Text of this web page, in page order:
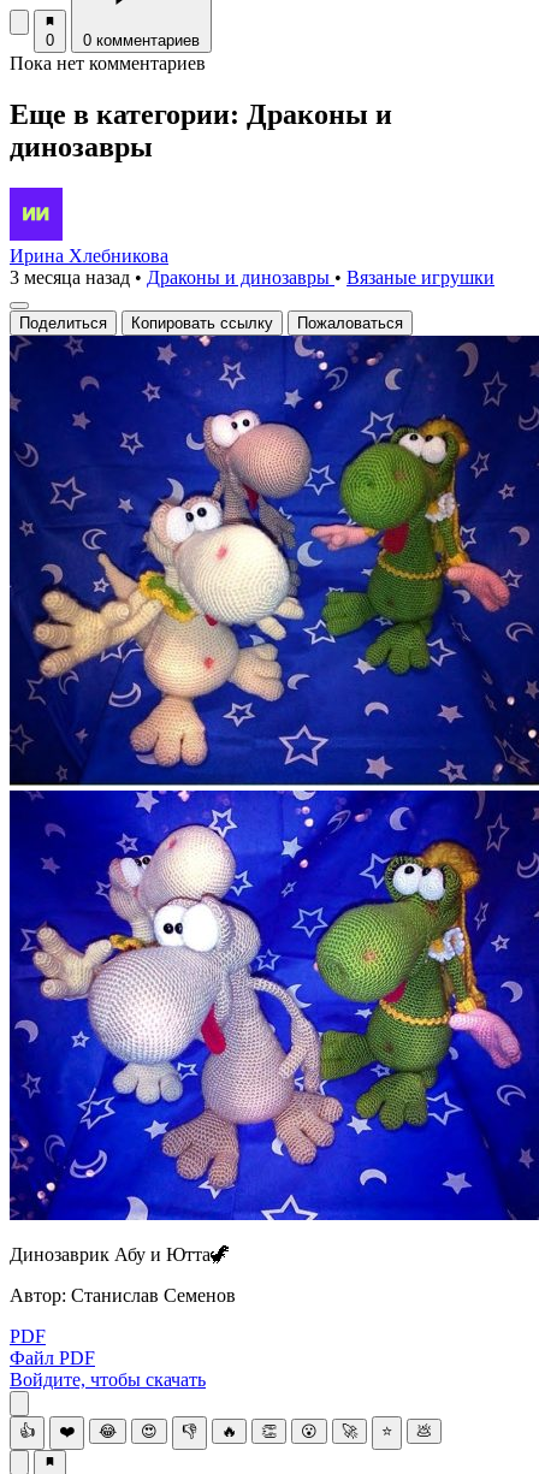
0 0 комментариев
Пока нет комментариев
Еще в категории: Драконы и
динозавры
Ирина Хлебникова
3 месяца назад • Драконы и динозавры • Вязаные игрушки
Поделиться Копировать ссылку Пожаловаться
Динозaврик Абу и Юттa🦖
Автор: Станиcлав Сeмeнов
PDF
Файл PDF
Войдите, чтобы скачать
👍 ❤️ 😂 😍 👎 🔥 👏 😮 🚀 ⭐ 💩